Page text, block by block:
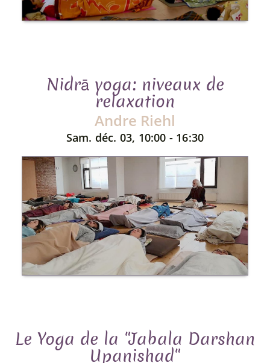
Nidrā yoga: niveaux de
relaxation
Andre Riehl
Sam. déc. 03, 10:00 - 16:30
Le Yoga de la "Jabala Darshan
Upanishad"